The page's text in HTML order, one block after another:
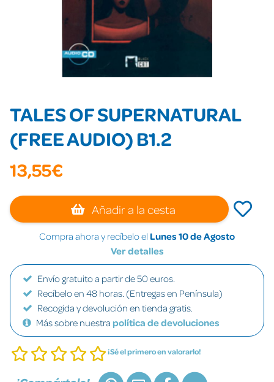
TALES OF SUPERNATURAL
(FREE AUDIO) B1.2
13,55€
Añadir a la cesta
Compra ahora y recíbelo el Lunes 10 de Agosto
Ver detalles
Envío gratuito a partir de 50 euros.
Recíbelo en 48 horas. (Entregas en Península)
Recogida y devolución en tienda gratis.
Más sobre nuestra política de devoluciones
¡Sé el primero en valorarlo!